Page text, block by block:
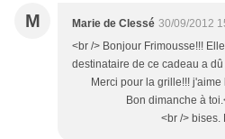
M Marie de Clessé 30/09/2012
<br /> Bonjour Frimousse!!!
destinataire de ce cadeau a
Merci pour la grille!!! j'aime
Bon dimanche à toi.<br
<br /> bises.